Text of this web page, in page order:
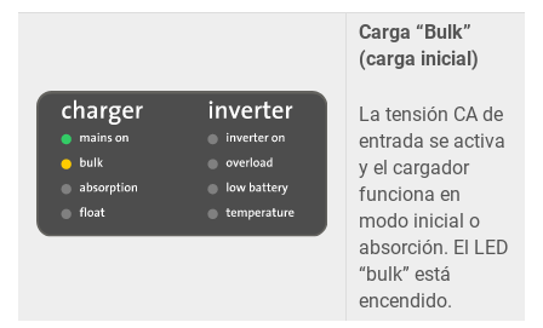
Carga “Bulk”
(carga inicial)
La tensión CA de
entrada se activa
y el cargador
funciona en
modo inicial o
absorción. El LED
“bulk” está
encendido.